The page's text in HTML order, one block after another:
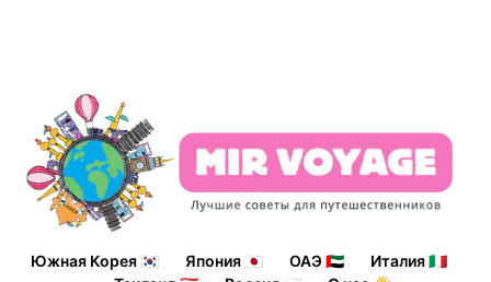
Южная Корея 🇰🇷 Япония 🇯🇵 ОАЭ 🇦🇪
Италия 🇮🇹